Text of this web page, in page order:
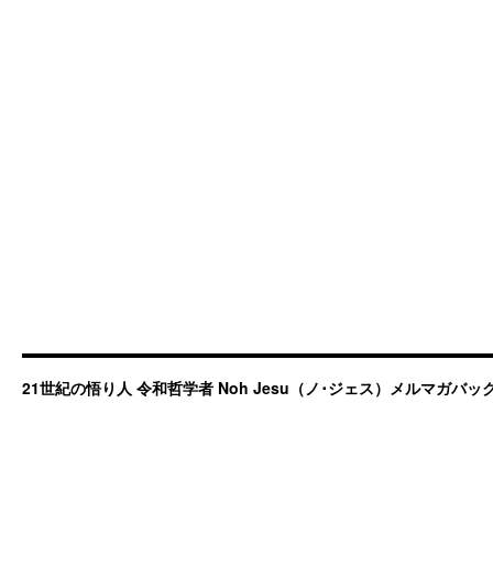
21世紀の悟り人 令和哲学者 Noh Jesu（ノ･ジェス）メルマガバッ